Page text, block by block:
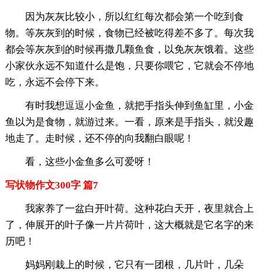
因为灰灰比较小，所以红红每次都会第一个吃到食
物。等灰灰到的时候，食物已经被吃得差不多了。每次我
都会等灰灰到的时候再撒几颗鱼食，以免灰灰饿着。这些
小家伙永远不知道什么是饱，只要你喂它，它就会不停地
吃，永远不会停下来。
有时我想逗逗小金鱼，就把手指头伸到鱼缸里，小金
鱼以为是食物，就游过来。一看，原来是手指头，就没趣
地走了。走时候，还不停的向我翻白眼呢！
看，这些小金鱼多么可爱呀！
写状物作文300字 篇7
我家养了一盆白开叶荷。这种花白天开，夜里就合上
了，伸展开的叶子像一片片荷叶，这大概就是它名字的来
历吧！
妈妈刚栽上的时候，它只有一团根，几片叶，几朵